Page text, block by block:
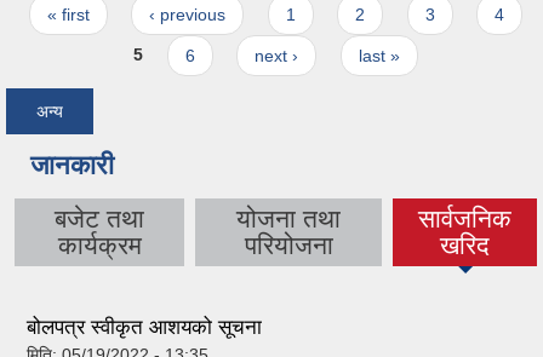
Pages
« first ‹ previous 1 2 3 4
5 6 next › last »
अन्य
जानकारी
बजेट तथा
कार्यक्रम
योजना तथा
परियोजना
सार्वजनिक
खरिद
(active tab)
बोलपत्र स्वीकृत आशयको सूचना